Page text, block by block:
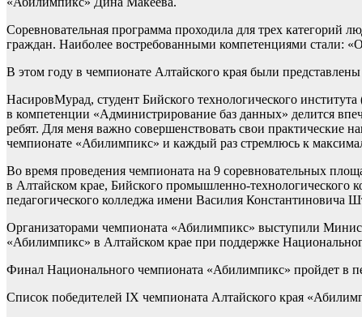
Соревновательная программа проходила для трех категорий
граждан. Наиболее востребованными компетенциями стали:
В этом году в чемпионате Алтайского края были
НасировМурад, студент Бийского технологического
в компетенции «Администрирование баз данных» делится
ребят. Для меня важно совершенствовать свои практические
чемпионате «Абилимпикс» и каждый раз стремлюсь к
Во время проведения чемпионата на 9 соревновательных
в Алтайском крае, Бийского промышленно-технологического
педагогического колледжа имени Василия Константиновича
Организаторами чемпионата «Абилимпикс» выступили
«Абилимпикс» в Алтайском крае при поддержке
Финал Национального чемпионата «Абилимпикс» пройдет в
Список победителей IX чемпионата Алтайского края